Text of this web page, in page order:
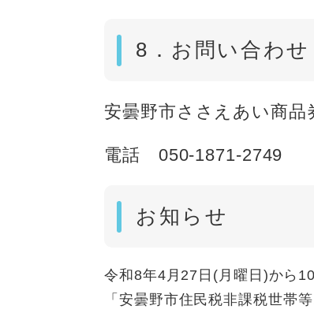
8．お問い合わせ
安曇野市ささえあい商
電話 050-1871-2749
お知らせ
令和8年4月27日(月曜日)から
「安曇野市住民税非課税世帯